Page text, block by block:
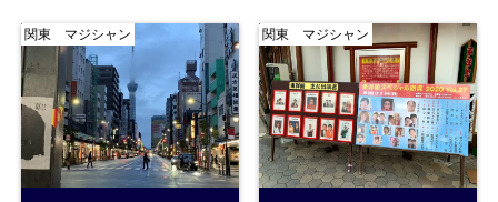
関東 マジシャン 関東 マジシャン